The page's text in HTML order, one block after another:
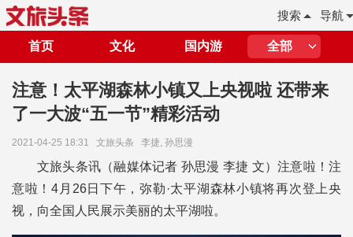
导航
搜索
首页 文化 国内游 全部
注意！太平湖森林小镇又上央视啦 还带来
了一大波“五一节”精彩活动
2021-04-25 18:31 文旅头条 李捷, 孙思漫
文旅头条讯（融媒体记者 孙思漫 李捷 文）注意啦！注
意啦！4月26日下午，弥勒·太平湖森林小镇将再次登上央
视，向全国人民展示美丽的太平湖啦。